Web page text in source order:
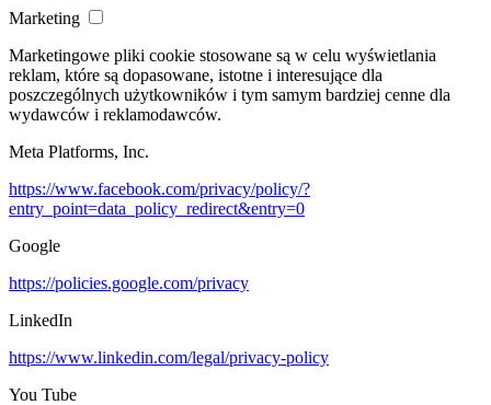
Marketing
Marketingowe pliki cookie stosowane są w celu wyświetlania
reklam, które są dopasowane, istotne i interesujące dla
poszczególnych użytkowników i tym samym bardziej cenne dla
wydawców i reklamodawców.
Meta Platforms, Inc.
https://www.facebook.com/privacy/policy/?
entry_point=data_policy_redirect&entry=0
Google
https://policies.google.com/privacy
LinkedIn
https://www.linkedin.com/legal/privacy-policy
You Tube